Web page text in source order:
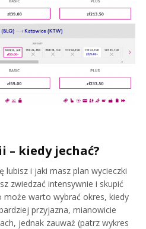
– kiedy jechać?
lubisz i jaki masz plan wycieczki
zwiedzać intensywnie i skupić
może warto wybrać okres, kiedy
przyjazna, mianowicie
jednak zauważ (patrz wykres